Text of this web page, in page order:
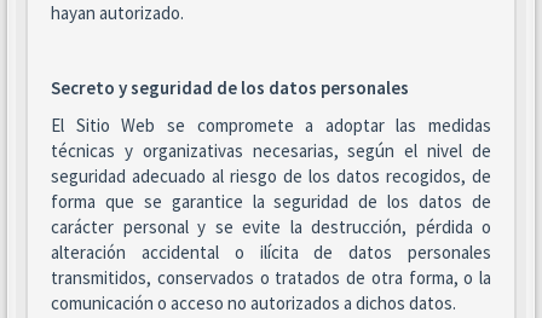
hayan autorizado.
Secreto y seguridad de los datos personales
El Sitio Web se compromete a adoptar las medidas
técnicas y organizativas necesarias, según el nivel de
seguridad adecuado al riesgo de los datos recogidos, de
forma que se garantice la seguridad de los datos de
carácter personal y se evite la destrucción, pérdida o
alteración accidental o ilícita de datos personales
transmitidos, conservados o tratados de otra forma, o la
comunicación o acceso no autorizados a dichos datos.